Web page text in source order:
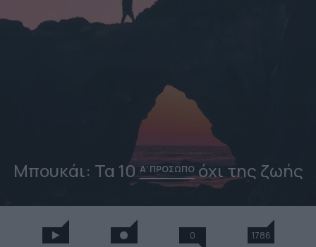
Μπουκάι: Τα 10 Α' ΠΡΟΣΩΠΟόχι της ζωής
0 1786